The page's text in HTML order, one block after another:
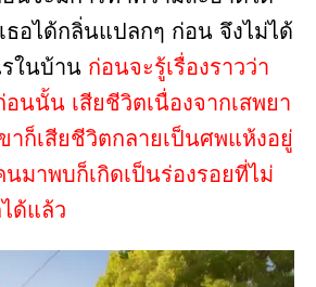
ธอได้กลิ่นแปลกๆ ก่อน จึงไม่ได้
ในบ้าน ก่อนจะรู้เรื่องราวว่า
นนั้น เสียชีวิตเนื่องจากเสพยา
าก็เสียชีวิตกลายเป็นศพแห้งอยู่
มาพบก็เกิดเป็นร่องรอยที่ไม่
ด้แล้ว